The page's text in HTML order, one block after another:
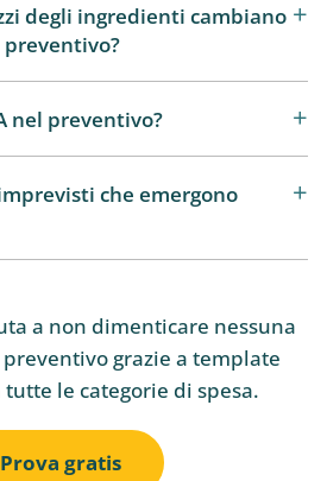
degli ingredienti cambiano
nel preventivo?
che emergono
a non dimenticare nessuna
grazie a template
le categorie di spesa.
Prova gratis